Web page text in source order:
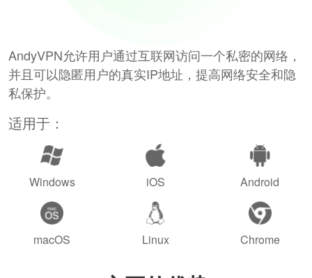
AndyVPN允许用户通过互联网访问一个私密的网络，
并且可以隐匿用户的真实IP地址，提高网络安全和隐
私保护。
适用于：
Windows iOS Android
macOS Linux Chrome